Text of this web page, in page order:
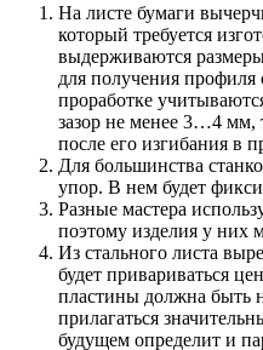
На листе бумаги
который требуется
выдерживаются
для получения
проработке
зазор не менее 3…4 мм,
после его изгибания в
Для большинства
упор. В нем будет
Разные мастера
поэтому изделия у них
Из стального листа
будет привариваться
пластины должна быть
прилагаться
будущем определит и